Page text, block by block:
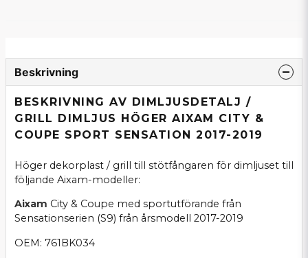
Beskrivning
BESKRIVNING AV DIMLJUSDETALJ /
GRILL DIMLJUS HÖGER AIXAM CITY &
COUPE SPORT SENSATION 2017-2019
Höger dekorplast / grill till stötfångaren för dimljuset till
följande Aixam-modeller:
Aixam City & Coupe med sportutförande från
Sensationserien (S9) från årsmodell 2017-2019
OEM: 761BK034